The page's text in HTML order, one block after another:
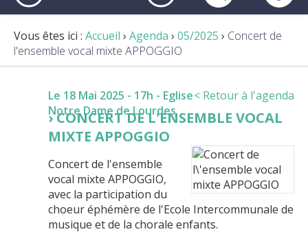
Vous êtes ici : Accueil › Agenda › 05/2025 › Concert de
l'ensemble vocal mixte APPOGGIO
< Retour à l'agenda
Le 18 Mai 2025 - 17h - Eglise
Notre Dame de Lourdes
CONCERT DE L'ENSEMBLE VOCAL
MIXTE APPOGGIO
Concert de l'ensemble
vocal mixte APPOGGIO,
avec la participation du
choeur éphémère de l'Ecole Intercommunale de
musique et de la chorale enfants.